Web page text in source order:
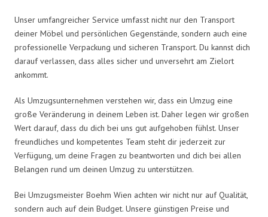
Unser umfangreicher Service umfasst nicht nur den Transport
deiner Möbel und persönlichen Gegenstände, sondern auch eine
professionelle Verpackung und sicheren Transport. Du kannst dich
darauf verlassen, dass alles sicher und unversehrt am Zielort
ankommt.
Als Umzugsunternehmen verstehen wir, dass ein Umzug eine
große Veränderung in deinem Leben ist. Daher legen wir großen
Wert darauf, dass du dich bei uns gut aufgehoben fühlst. Unser
freundliches und kompetentes Team steht dir jederzeit zur
Verfügung, um deine Fragen zu beantworten und dich bei allen
Belangen rund um deinen Umzug zu unterstützen.
Bei Umzugsmeister Boehm Wien achten wir nicht nur auf Qualität,
sondern auch auf dein Budget. Unsere günstigen Preise und